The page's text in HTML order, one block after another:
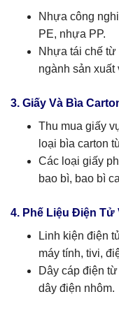
Nhựa công
PE, nhựa PP.
Nhựa tái chế
ngành sản xuất
3. Giấy Và Bìa
Thu mua giấy
loại bìa carton
Các loại giấy
bao bì, bao bì
4. Phế Liệu Điện Tử
Linh kiện điện
máy tính, tivi,
Dây cáp điện
dây điện nhôm.